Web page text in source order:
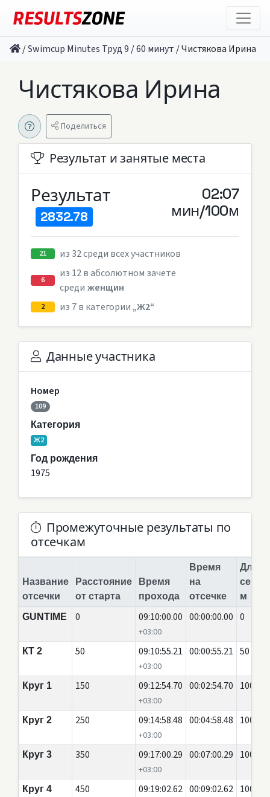
/Swimcup Minutes Труд 9 /60 минут /Чистякова Ирина
Чистякова Ирина
Поделиться
Результат и занятые места
Результат
2832.78
02:07
мин/100м
21 из 32 среди всех участников
6
из 12 в абсолютном зачете
среди женщин
2 из 7 в категории „Ж2“
Данные участника
Номер
109
Категория
Ж2
Год рождения
1975
Промежуточные результаты по
отсечкам
Название
отсечки
Расстояние
от старта
Время
прохода
Время
на
отсечке
Длина
м
GUNTIME
0 09:10:00.00
+03:00
00:00:00.00 0
КТ 2 50 09:10:55.21
+03:00
00:00:55.21 50
Круг 1 150 09:12:54.70
+03:00
00:02:54.70 100
Круг 2 250 09:14:58.48
+03:00
00:04:58.48 100
Круг 3 350 09:17:00.29
+03:00
00:07:00.29 100
Круг 4 450 09:19:02.62 00:09:02.62 100